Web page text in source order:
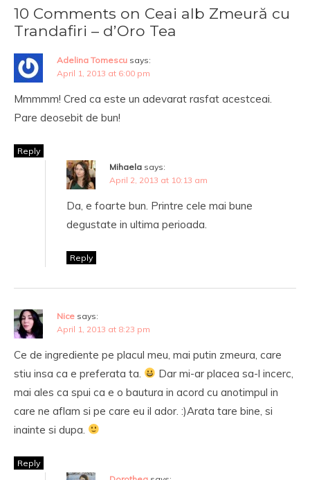
10 Comments on Ceai alb Zmeură cu
Trandafiri – d’Oro Tea
Adelina Tomescu says:
April 1, 2013 at 6:00 pm
Mmmmm! Cred ca este un adevarat rasfat acestceai.
Pare deosebit de bun!
Reply
Mihaela says:
April 2, 2013 at 10:13 am
Da, e foarte bun. Printre cele mai bune
degustate in ultima perioada.
Reply
Nice says:
April 1, 2013 at 8:23 pm
Ce de ingrediente pe placul meu, mai putin zmeura, care
stiu insa ca e preferata ta.
Dar mi-ar placea sa-l incerc,
mai ales ca spui ca e o bautura in acord cu anotimpul in
care ne aflam si pe care eu il ador. :)Arata tare bine, si
inainte si dupa.
Reply